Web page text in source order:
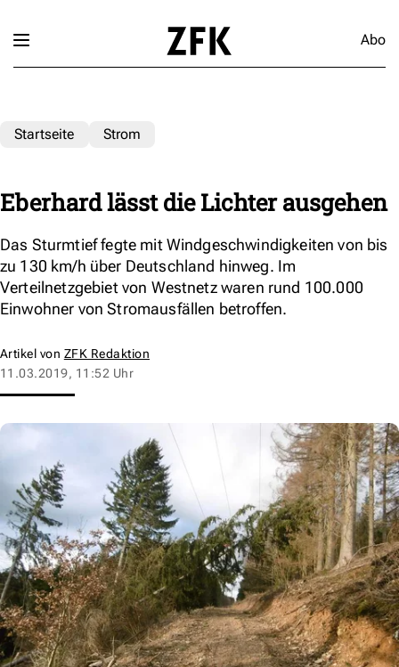
Abo
Startseite Strom
Eberhard lässt die Lichter ausgehen
Das Sturmtief fegte mit Windgeschwindigkeiten von bis
zu 130 km/h über Deutschland hinweg. Im
Verteilnetzgebiet von Westnetz waren rund 100.000
Einwohner von Stromausfällen betroffen.
Artikel von ZFK Redaktion
11.03.2019, 11:52 Uhr